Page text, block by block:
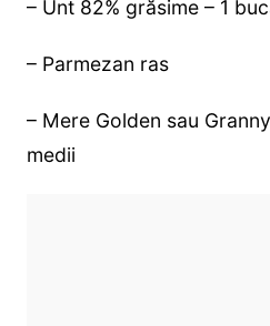
– Unt 82% grăsime – 1
– Parmezan ras
– Mere Golden sau
medii